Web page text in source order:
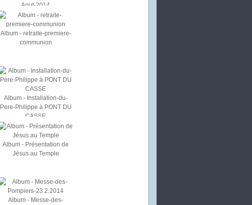
Aout-2014
Album - retraite-premiere-
communion
Album - Installation-du-
Pere-Philippe à PONT DU
CASSE
Album - Présentation de
Jésus au Temple
Album - Messe-des-